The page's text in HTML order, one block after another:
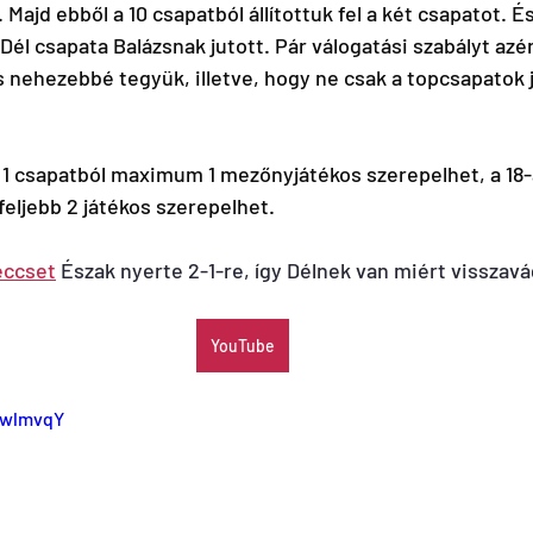
ebből a 10 csapatból állítottuk fel a két csapatot.
csapata Balázsnak jutott. Pár válogatási szabályt
nehezebbé tegyük, illetve, hogy ne csak a
csapatból maximum 1 mezőnyjátékos szerepelhet, a
2 játékos szerepelhet.
Észak nyerte 2-1-re, így Délnek van miért
YouTube